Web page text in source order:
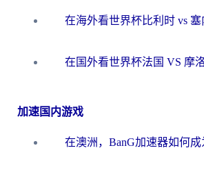
加速国内游戏